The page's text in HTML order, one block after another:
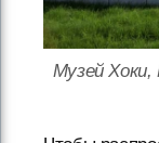
Музей Хоки,